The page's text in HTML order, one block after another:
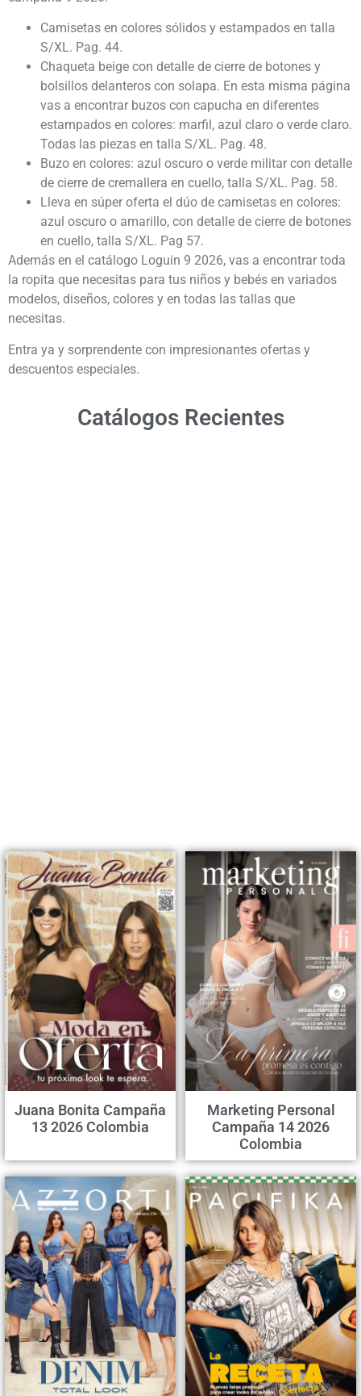
Camisetas en colores sólidos y estampados en talla
S/XL. Pag. 44.
Chaqueta beige con detalle de cierre de botones y
bolsillos delanteros con solapa. En esta misma página
vas a encontrar buzos con capucha en diferentes
estampados en colores: marfil, azul claro o verde claro.
Todas las piezas en talla S/XL. Pag. 48.
Buzo en colores: azul oscuro o verde militar con detalle
de cierre de cremallera en cuello, talla S/XL. Pag. 58.
Lleva en súper oferta el dúo de camisetas en colores:
azul oscuro o amarillo, con detalle de cierre de botones
en cuello, talla S/XL. Pag 57.
Además en el catálogo Loguin 9 2026, vas a encontrar toda
la ropita que necesitas para tus niños y bebés en variados
modelos, diseños, colores y en todas las tallas que
necesitas.
Entra ya y sorprendente con impresionantes ofertas y
descuentos especiales.
Catálogos Recientes
Juana Bonita Campaña
13 2026 Colombia
Marketing Personal
Campaña 14 2026
Colombia